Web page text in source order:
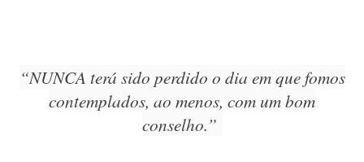
“NUNCA terá sido perdido o dia em que fomos
contemplados, ao menos, com um bom
conselho.”